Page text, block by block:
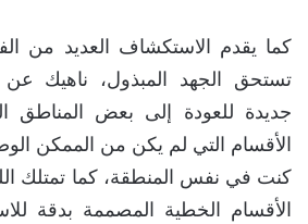
كما يقدم الاستكشاف العديد من
تستحق الجهد المبذول، ناهيك عن
جديدة للعودة إلى بعض المناطق
الأقسام التي لم يكن من الممكن
كنت في نفس المنطقة، كما تمتلك
الأقسام الخطية المصممة بدقة